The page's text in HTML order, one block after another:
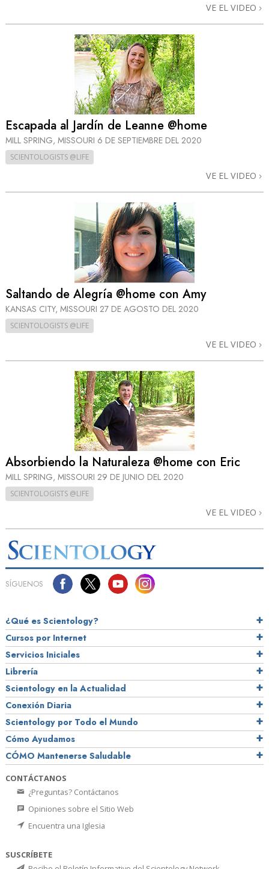
VE EL VIDEO
Escapada al Jardín de Leanne @home
MILL SPRING, MISSOURI 6 DE SEPTIEMBRE DEL 2020
SCIENTOLOGISTS @LIFE
VE EL VIDEO
Saltando de Alegría @home con Amy
KANSAS CITY, MISSOURI 27 DE AGOSTO DEL 2020
SCIENTOLOGISTS @LIFE
VE EL VIDEO
Absorbiendo la Naturaleza @home con Eric
MILL SPRING, MISSOURI 29 DE JUNIO DEL 2020
SCIENTOLOGISTS @LIFE
VE EL VIDEO
SÍGUENOS
¿Qué es Scientology?
Cursos por Internet
Servicios Iniciales
Librería
Scientology en la Actualidad
Conexión Diaria
Scientology por Todo el Mundo
Cómo Ayudamos
CÓMO Mantenerse Saludable
CONTÁCTANOS
¿Preguntas? Contáctanos
Opiniones sobre el Sitio Web
Encuentra una Iglesia
SUSCRÍBETE